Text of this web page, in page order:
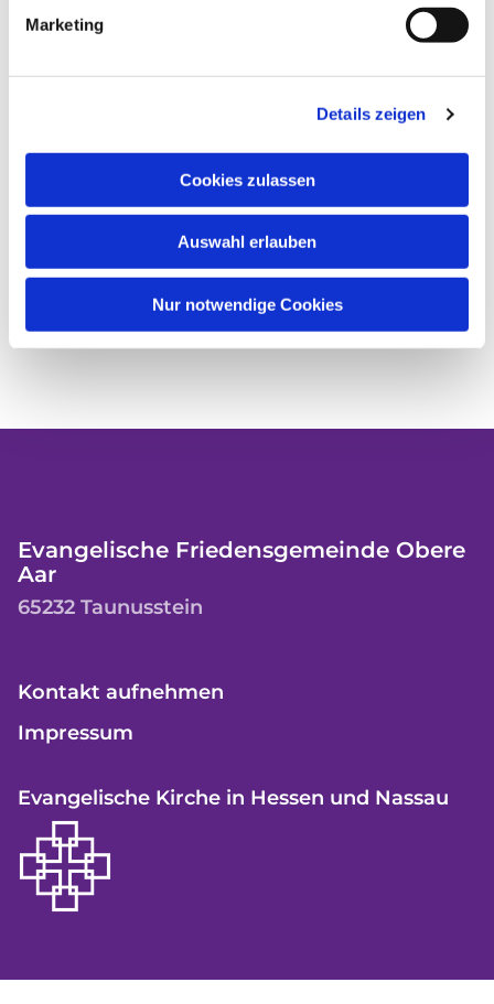
Marketing
Details zeigen
Cookies zulassen
Auswahl erlauben
Nur notwendige Cookies
Evangelische Friedensgemeinde Obere
Aar
65232 Taunusstein
Kontakt aufnehmen
Impressum
Evangelische Kirche in Hessen und Nassau